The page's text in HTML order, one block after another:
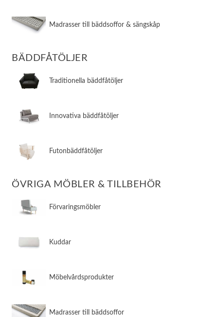
​Madrasser till bäddsoffor & sängskåp
BÄDDFÅTÖLJER
​Traditionella bäddfåtöljer
​Innovativa bäddfåtöljer
​Futonbäddfåtöljer
ÖVRIGA MÖBLER & TILLBEHÖR
​Förvaringsmöbler
​Kuddar
​Möbelvårdsprodukter
​Madrasser till bäddsoffor